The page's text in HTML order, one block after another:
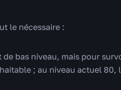
le nécessaire :
de bas niveau, mais pour
; au niveau actuel 80,